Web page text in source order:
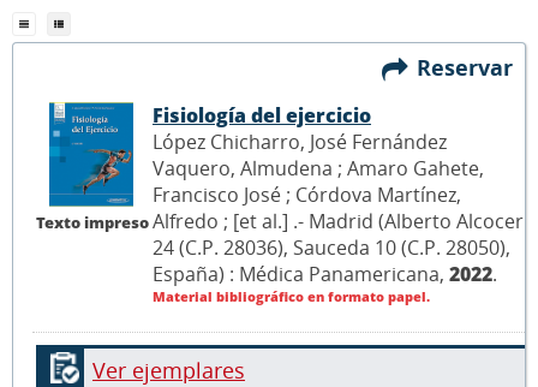
Reservar
Texto impreso
Fisiología del ejercicio
López Chicharro, José Fernández
Vaquero, Almudena ; Amaro Gahete,
Francisco José ; Córdova Martínez,
Alfredo ; [et al.] .- Madrid (Alberto Alcocer
24 (C.P. 28036), Sauceda 10 (C.P. 28050),
España) : Médica Panamericana, 2022.
Material bibliográfico en formato papel.
Ver ejemplares